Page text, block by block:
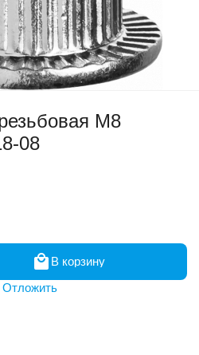
М8
08
В корзину
Отложить